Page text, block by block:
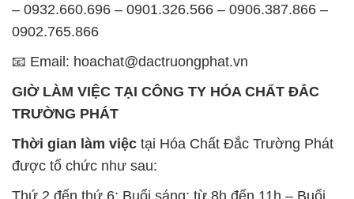
– 0932.660.696 – 0901.326.566 – 0906.387.866 –
0902.765.866
📧 Email: hoachat@dactruongphat.vn
GIỜ LÀM VIỆC TẠI CÔNG TY HÓA CHẤT ĐẮC
TRƯỜNG PHÁT
Thời gian làm việc tại Hóa Chất Đắc Trường Phát
được tổ chức như sau:
Thứ 2 đến thứ 6: Buổi sáng: từ 8h đến 11h – Buổi